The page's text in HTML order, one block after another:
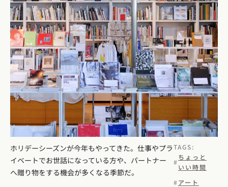
ホリデーシーズンが今年もやってきた。仕事やプラ
イベートでお世話になっている方や、パートナー
へ贈り物をする機会が多くなる季節だ。
TAGS:
ちょっと
いい時間
アート